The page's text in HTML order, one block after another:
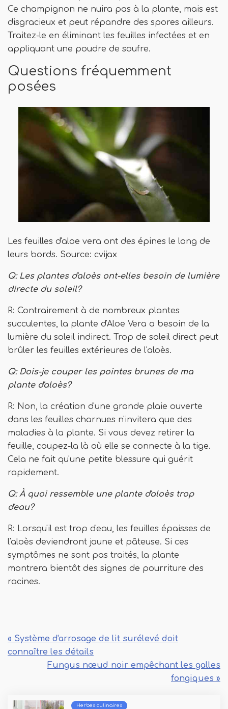
Ce champignon ne nuira pas à la plante, mais est
disgracieux et peut répandre des spores ailleurs.
Traitez-le en éliminant les feuilles infectées et en
appliquant une poudre de soufre.
Questions fréquemment
posées
Les feuilles d'aloe vera ont des épines le long de
leurs bords. Source: cvijax
Q: Les plantes d'aloès ont-elles besoin de lumière
directe du soleil?
R: Contrairement à de nombreux plantes
succulentes, la plante d'Aloe Vera a besoin de la
lumière du soleil indirect. Trop de soleil direct peut
brûler les feuilles extérieures de l'aloès.
Q: Dois-je couper les pointes brunes de ma
plante d'aloès?
R: Non, la création d'une grande plaie ouverte
dans les feuilles charnues n'invitera que des
maladies à la plante. Si vous devez retirer la
feuille, coupez-la là où elle se connecte à la tige.
Cela ne fait qu'une petite blessure qui guérit
rapidement.
Q: À quoi ressemble une plante d'aloès trop
d'eau?
R: Lorsqu'il est trop d'eau, les feuilles épaisses de
l'aloès deviendront jaune et pâteuse. Si ces
symptômes ne sont pas traités, la plante
montrera bientôt des signes de pourriture des
racines.
« Système d'arrosage de lit surélevé doit
connaître les détails
Fungus nœud noir empêchant les galles
fongiques »
Herbes culinaires